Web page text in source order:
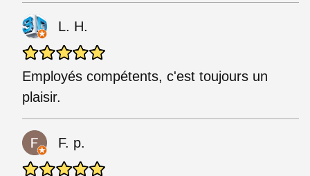
L. H.
Employés compétents, c'est toujours un
plaisir.
F. p.